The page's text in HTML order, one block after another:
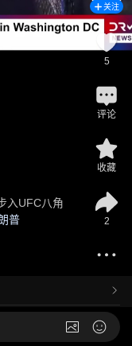
入UFC八角
普
关注
5
评论
收藏
2